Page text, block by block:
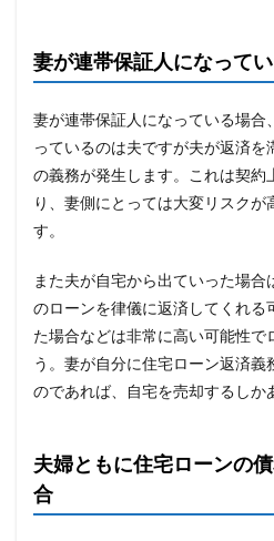
妻が連帯保証人になって
妻が連帯保証人になっている場合
っているのは夫ですが夫が返済
の義務が発生します。これは契約
り、妻側にとっては大変リスクが
す。
また夫が自宅から出ていった場
のローンを律儀に返済してくれる
た場合などは非常に高い可能性で
う。妻が自分に住宅ローン返済義
のであれば、自宅を売却するしか
夫婦ともに住宅ローンの
合